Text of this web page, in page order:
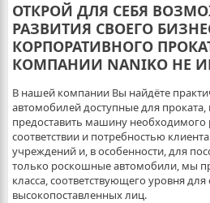
ОТКРОЙ ДЛЯ СЕБЯ
РАЗВИТИЯ СВОЕГО
КОРПОРАТИВНОГО
КОМПАНИИ NANIKO НЕ
В нашей компании Вы найдёте
автомобилей доступные для
предоставить машину необходимого
соответствии и потребностью
учреждений и, в особенности, для
только роскошные автомобили, мы
класса, соответствующего уровня
высокопоставленных лиц.